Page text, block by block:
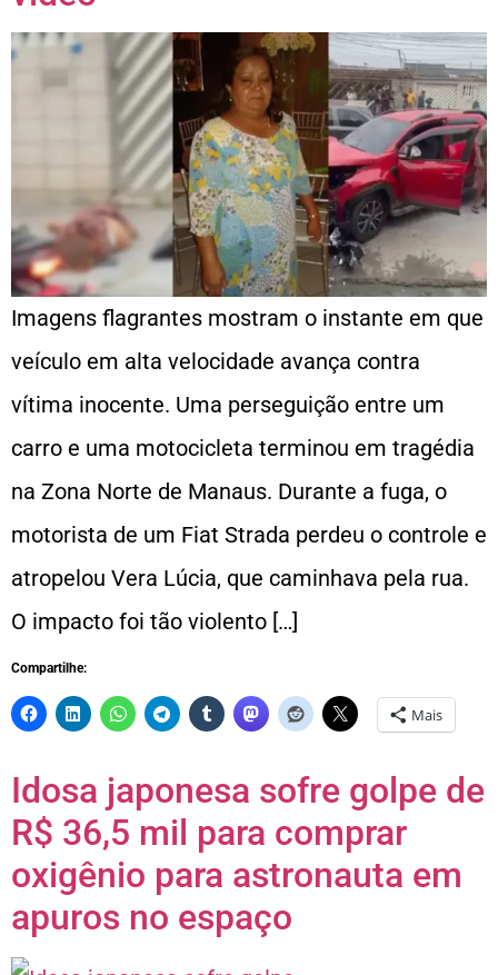
Imagens flagrantes mostram o instante em que
veículo em alta velocidade avança contra
vítima inocente. Uma perseguição entre um
carro e uma motocicleta terminou em tragédia
na Zona Norte de Manaus. Durante a fuga, o
motorista de um Fiat Strada perdeu o controle e
atropelou Vera Lúcia, que caminhava pela rua.
O impacto foi tão violento […]
Compartilhe:
Mais
Idosa japonesa sofre golpe de
R$ 36,5 mil para comprar
oxigênio para astronauta em
apuros no espaço